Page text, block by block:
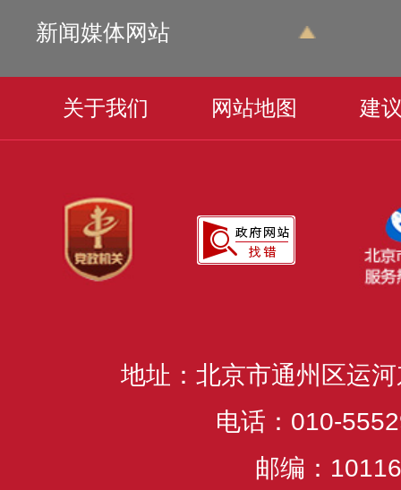
新闻媒体网站
关于我们 网站地图 建
地址：北京市通州区运
电话：010-
邮编：